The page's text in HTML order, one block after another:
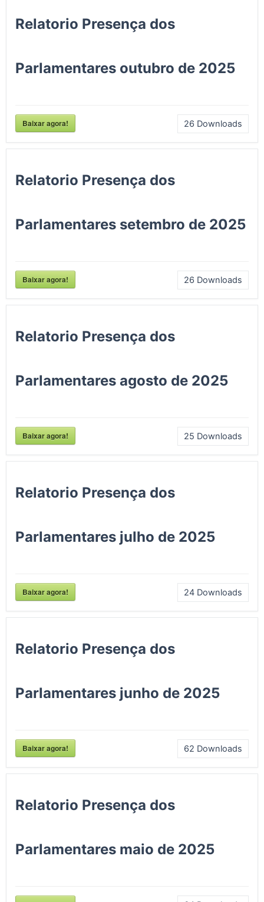
Relatorio Presença dos
Parlamentares outubro de 2025
Baixar agora! 26 Downloads
Relatorio Presença dos
Parlamentares setembro de 2025
Baixar agora! 26 Downloads
Relatorio Presença dos
Parlamentares agosto de 2025
Baixar agora! 25 Downloads
Relatorio Presença dos
Parlamentares julho de 2025
Baixar agora! 24 Downloads
Relatorio Presença dos
Parlamentares junho de 2025
Baixar agora! 62 Downloads
Relatorio Presença dos
Parlamentares maio de 2025